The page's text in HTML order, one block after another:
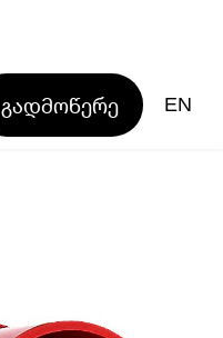
გადმოწერე EN